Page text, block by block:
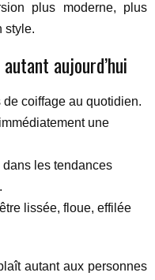
plus moderne, plus
style.
aujourd’hui
coiffage au quotidien.
une
dans les tendances
lissée, floue, effilée
autant aux personnes